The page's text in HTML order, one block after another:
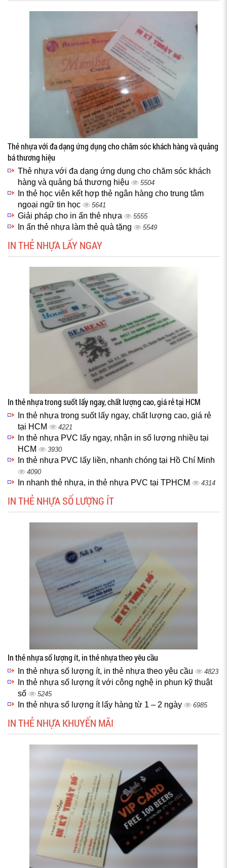
Thẻ nhựa với đa dạng ứng dụng cho chăm sóc khách hàng và quảng
bá thương hiệu
Thẻ nhựa với đa dạng ứng dụng cho chăm sóc khách
hàng và quảng bá thương hiệu
5504
In thẻ học viên kết hợp thẻ ngân hàng cho trung tâm
ngoại ngữ tin học
5641
Giải pháp cho in ấn thẻ nhựa 5555
In ấn thẻ nhựa làm thẻ quà tặng 5549
IN THẺ NHỰA LẤY NGAY
In thẻ nhựa trong suốt lấy ngay, chất lượng cao, giá rẻ tại HCM
In thẻ nhựa trong suốt lấy ngay, chất lượng cao, giá rẻ
tại HCM
4221
In thẻ nhựa PVC lấy ngay, nhận in số lượng nhiều tại
HCM
3930
In thẻ nhựa PVC lấy liền, nhanh chóng tại Hồ Chí Minh
4090
In nhanh thẻ nhựa, in thẻ nhựa PVC tại TPHCM 4314
IN THẺ NHỰA SỐ LƯỢNG ÍT
In thẻ nhựa số lượng ít, in thẻ nhựa theo yêu cầu
In thẻ nhựa số lượng ít, in thẻ nhựa theo yêu cầu 4823
In thẻ nhựa số lượng ít với công nghệ in phun kỹ thuật
số
5245
In thẻ nhựa số lượng ít lấy hàng từ 1 – 2 ngày 6985
IN THẺ NHỰA KHUYẾN MÃI